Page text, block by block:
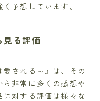
予想しています。
る評価
愛される～』は、その
ら非常に多くの感想や
対する評価は様々な